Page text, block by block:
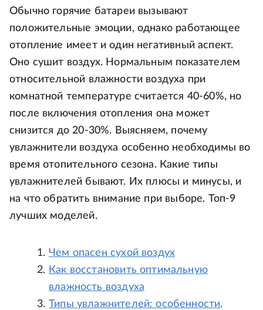
Обычно горячие батареи вызывают
положительные эмоции, однако работающее
отопление имеет и один негативный аспект.
Оно сушит воздух. Нормальным показателем
относительной влажности воздуха при
комнатной температуре считается 40-60%, но
после включения отопления она может
снизится до 20-30%. Выясняем, почему
увлажнители воздуха особенно необходимы во
время отопительного сезона. Какие типы
увлажнителей бывают. Их плюсы и минусы, и
на что обратить внимание при выборе. Топ-9
лучших моделей.
Чем опасен сухой воздух
Как восстановить оптимальную
влажность воздуха
Типы увлажнителей: особенности,